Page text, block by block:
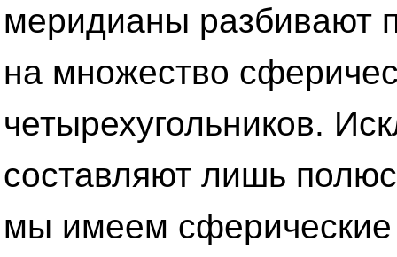
меридианы разбивают
на множество
четырехугольников.
составляют лишь
мы имеем сферические